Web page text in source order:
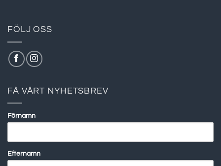
FÖLJ OSS
FÅ VÅRT NYHETSBREV
Förnamn
Efternamn